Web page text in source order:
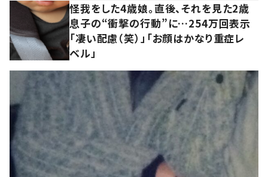
怪我をした4歳娘。直後、それを見た2歳
息子の“衝撃の行動”に…254万回表示
「凄い配慮（笑）」「お顔はかなり重症レ
ベル」